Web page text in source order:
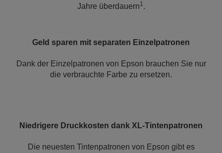
Jahre überdauern1.
Geld sparen mit separaten Einzelpatronen
Dank der Einzelpatronen von Epson brauchen Sie nur
die verbrauchte Farbe zu ersetzen.
Niedrigere Druckkosten dank XL-Tintenpatronen
Die neuesten Tintenpatronen von Epson gibt es